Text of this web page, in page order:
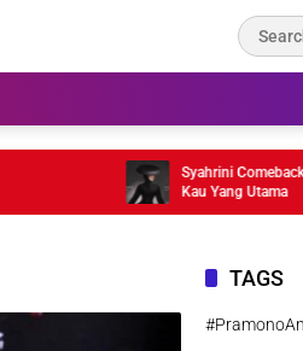
Syahrini Comeback
Kau Yang Utama
TAGS